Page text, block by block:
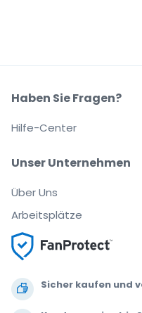
Sicher kaufen und
Unser Unternehmen
Über Uns
Arbeitsplätze
Haben Sie Fragen?
Hilfe-Center